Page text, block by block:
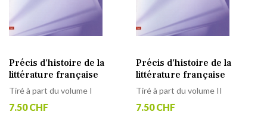
Précis d’histoire de la
littérature française
Tiré à part du volume I
7.50 CHF
Précis d’histoire de la
littérature française
Tiré à part du volume II
7.50 CHF